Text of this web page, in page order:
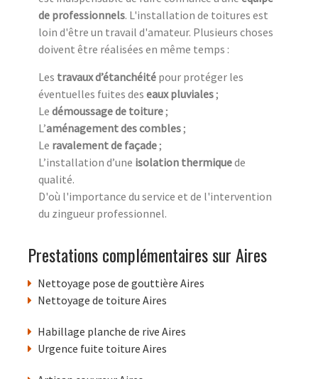
de professionnels. L'installation de toitures est
loin d'être un travail d'amateur. Plusieurs choses
doivent être réalisées en même temps :
Les travaux d’étanchéité pour protéger les
éventuelles fuites des eaux pluviales;
Le démoussage de toiture;
L’aménagement des combles;
Le ravalement de façade;
L’installation d’une isolation thermiquede
qualité.
D'où l'importance du service et de l'intervention
du zingueur professionnel.
Prestations complémentaires sur Aires
Nettoyage pose de gouttière Aires
Nettoyage de toiture Aires
Habillage planche de rive Aires
Urgence fuite toiture Aires